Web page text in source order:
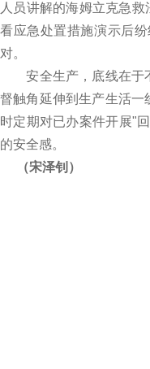
人员讲解的海姆立克急
看应急处置措施演示后
对。
安全生产，底线在于不
督触角延伸到生产生活
时定期对已办案件开展"
的安全感。
（宋泽钊）